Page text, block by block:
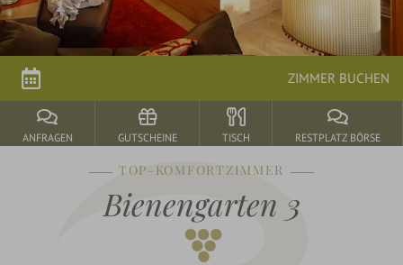
ZIMMER BUCHEN
ANFRAGEN GUTSCHEINE TISCH RESTPLATZ BÖRSE
parkSPA
Genuss
&
Feiern
TOP-KOMFORTZIMMER
Bienengarten 3